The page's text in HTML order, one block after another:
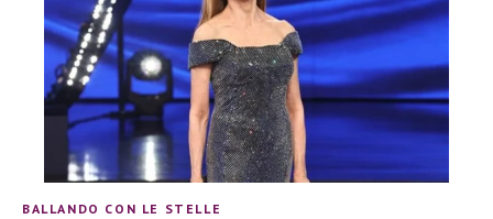
BALLANDO CON LE STELLE